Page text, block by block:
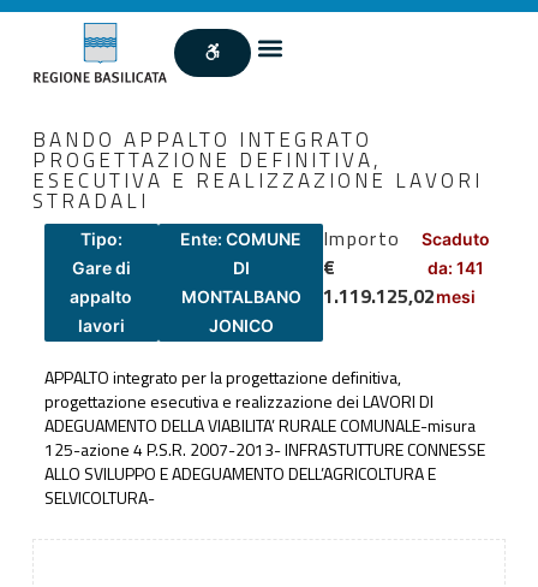
BANDO APPALTO INTEGRATO
PROGETTAZIONE DEFINITIVA,
ESECUTIVA E REALIZZAZIONE LAVORI
STRADALI
Tipo:
Gare di
appalto
lavori
Ente: COMUNE
DI
MONTALBANO
JONICO
Importo
€
1.119.125,02
Scaduto
da: 141
mesi
APPALTO integrato per la progettazione definitiva,
progettazione esecutiva e realizzazione dei LAVORI DI
ADEGUAMENTO DELLA VIABILITA’ RURALE COMUNALE-misura
125-azione 4 P.S.R. 2007-2013- INFRASTUTTURE CONNESSE
ALLO SVILUPPO E ADEGUAMENTO DELL’AGRICOLTURA E
SELVICOLTURA-